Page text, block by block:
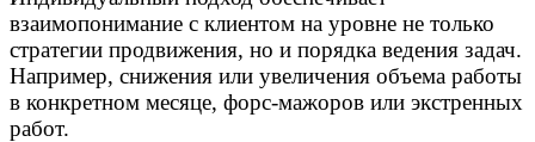
взаимопонимание с клиентом на уровне не только
стратегии продвижения, но и порядка ведения задач.
Например, снижения или увеличения объема работы
в конкретном месяце, форс-мажоров или экстренных
работ.